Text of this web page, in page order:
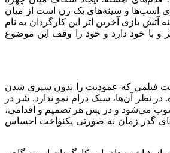
اسب‌ها و سینه‌های یک زن است از میان
بازی آخرین اثر این کارگردان به نام
و با خود دارد و خود را وقف این موضوع
ساخت فیلمی که عمودیت را بدون سپری شدن
نظر آن‌ها، سبک درام نمو ندارد. شر در
می‌شود و در پس هر تصمیم و اقدامی،
گذر زمان به صورتی یکنواخت احساس